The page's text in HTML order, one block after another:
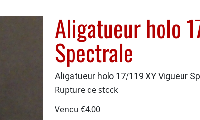
Aligatueur holo
Spectrale
Aligatueur holo 17/119 XY Vigueur
Rupture de stock
Vendu €4.00